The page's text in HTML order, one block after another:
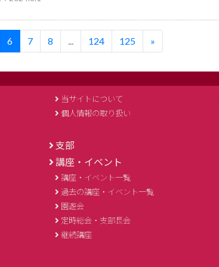
6 7 8 124 125 »
当サイトについて
個人情報の取り扱い
支部
講座・イベント
講座・イベント一覧
過去の講座・イベント一覧
園遊会
定時総会・支部長会
継続講座